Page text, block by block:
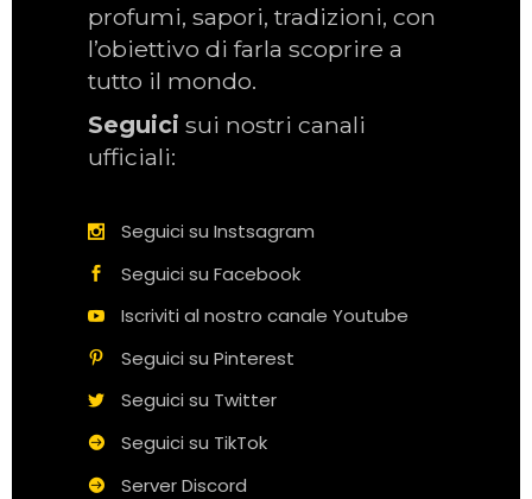
profumi, sapori, tradizioni, con
l’obiettivo di farla scoprire a
tutto il mondo.
Seguici sui nostri canali
ufficiali:
Seguici su Instsagram
Seguici su Facebook
Iscriviti al nostro canale Youtube
Seguici su Pinterest
Seguici su Twitter
Seguici su TikTok
Server Discord